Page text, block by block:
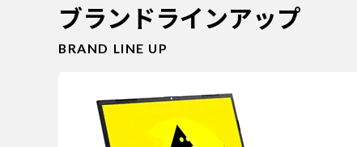
ブランドラインアップ
BRAND LINE UP